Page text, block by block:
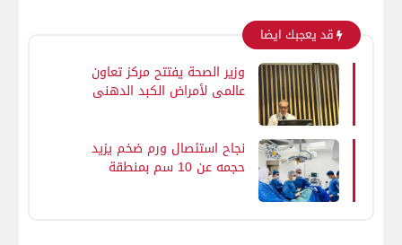
قد يعجبك ايضا
وزير الصحة يفتتح مركز تعاون
عالمي لأمراض الكبد الدهني
الصحة العالمية»
نجاح استئصال ورم ضخم يزيد
حجمه عن 10 سم بمنطقة